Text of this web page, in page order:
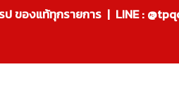
ป ของแท้ทุกรายการ | LINE :